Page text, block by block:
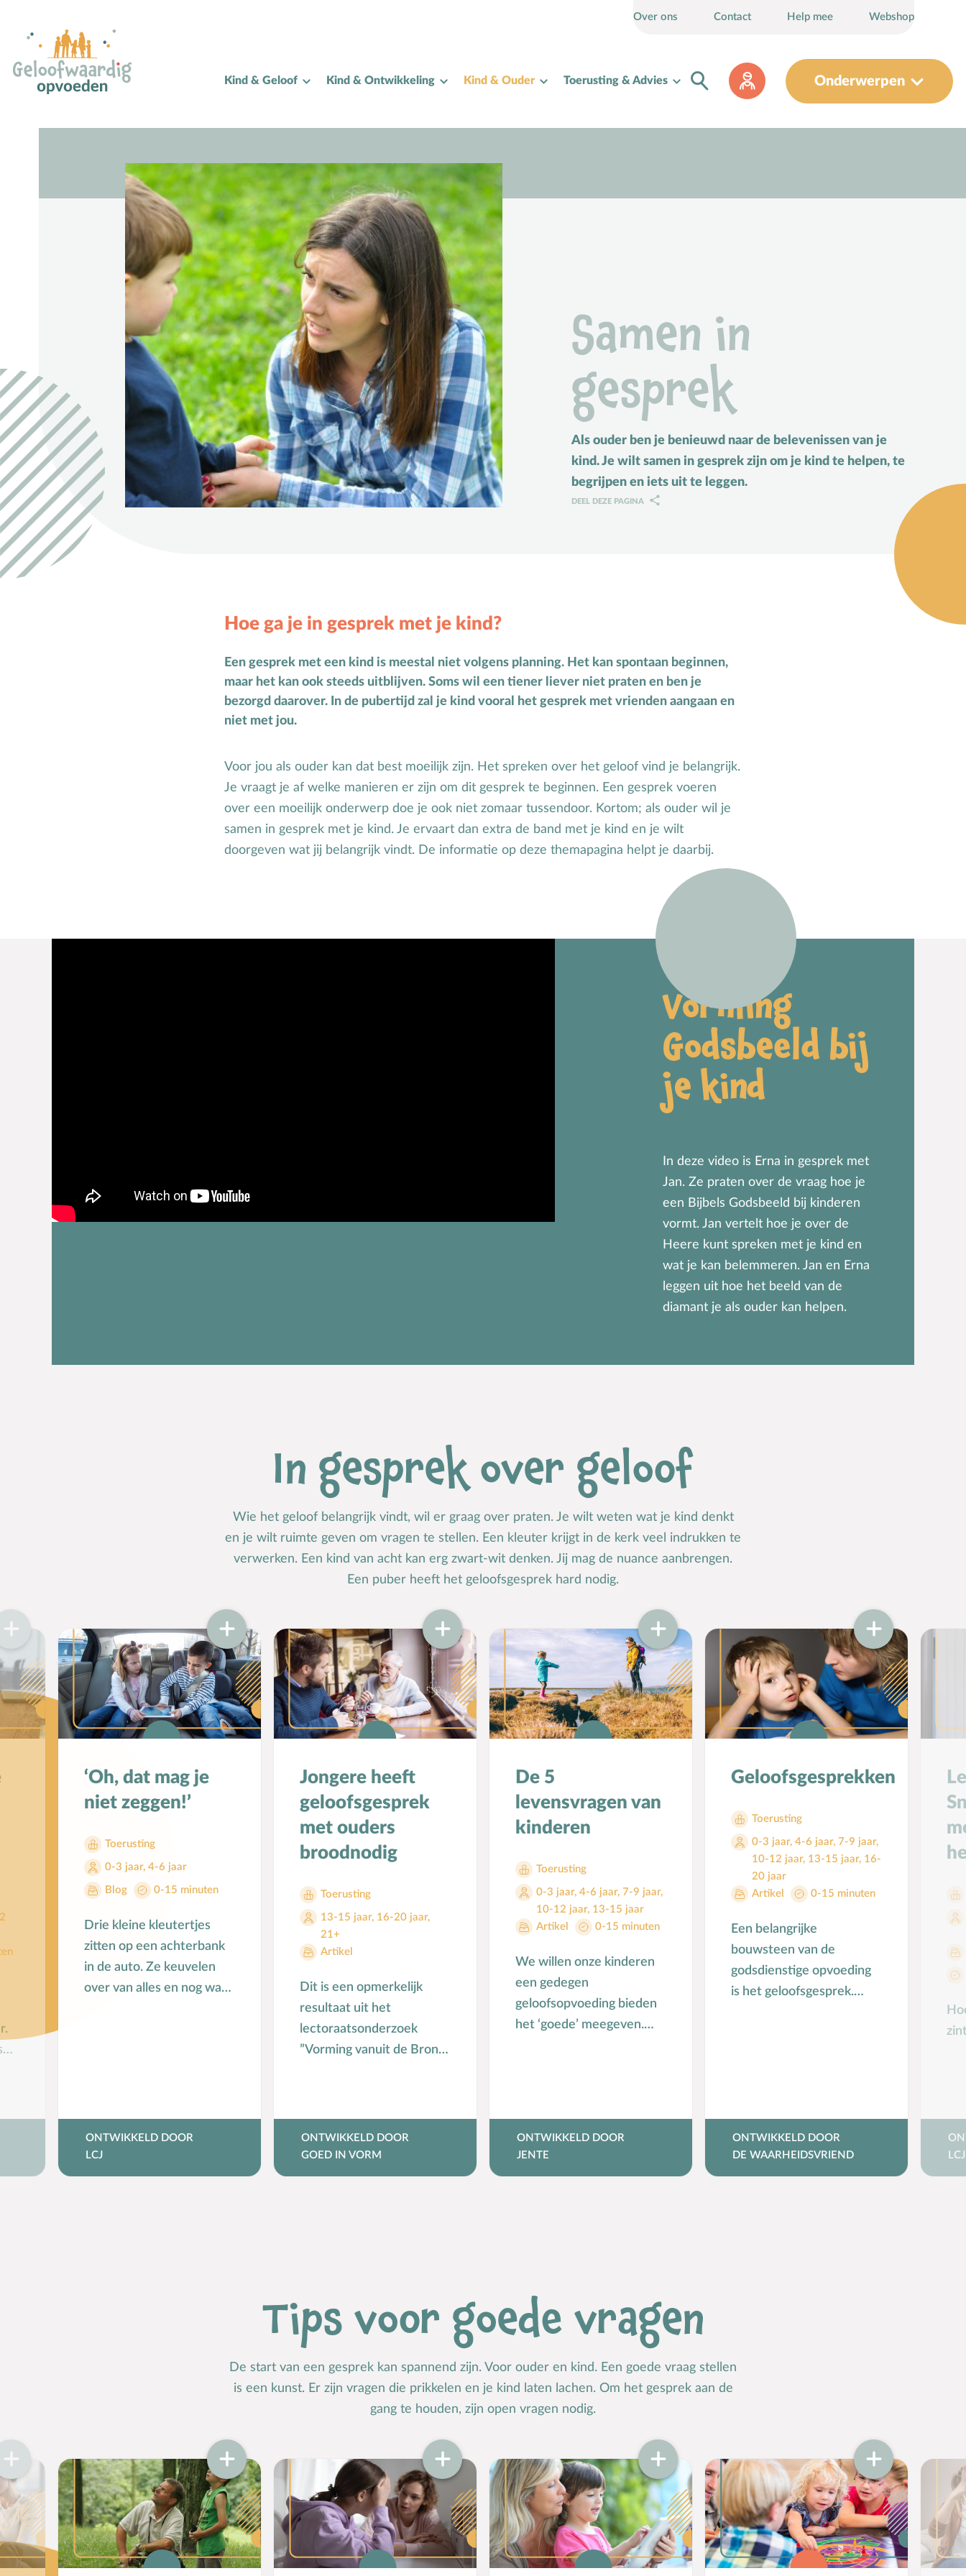
Over ons Contact Help mee Webshop
Kind & Geloof Kind & Ontwikkeling Kind & Ouder Toerusting & Advies Onderwerpen
Alle onderwerpen
Bijbelse kernbegrippen
Bijbelstudie
Bijbelteksten memoriseren
Bijbelverhalen
Christen zijn
Dankdag
Doopdag
Duurzaamheid
E
Echtscheiding
Emoties
Evangeliseren
F
Films en games
G
Gebedsvormen
Geloofsgesprek
Kerkgeschiedenis
Kerst
Kerstverhalen
Kindermishandeling/-misbruik
Kleuter
L
Lichamelijke ontwikkeling
Meerbegaafd/hoogbegaafd
Mensbeeld
Moeder-kindrelatie
Muziek
N
Natuur
O
Opvoedstijl
Oud & Nieuw
Ouderschap
Probleemgedrag
Puberteit
S
School
Seksuele opvoeding
Vakantie
Verhuizen
Verliefdheid
Verlies
Voorbeeldgebeden
Vriendschap
Zwangerschap
Samen in
gesprek
Als ouder ben je benieuwd naar de belevenissen van je
kind. Je wilt samen in gesprek zijn om je kind te helpen, te
begrijpen en iets uit te leggen.
DEEL DEZE PAGINA
Hoe ga je in gesprek met je kind?
Een gesprek met een kind is meestal niet volgens planning. Het kan spontaan beginnen,
maar het kan ook steeds uitblijven. Soms wil een tiener liever niet praten en ben je
bezorgd daarover. In de pubertijd zal je kind vooral het gesprek met vrienden aangaan en
niet met jou.
Voor jou als ouder kan dat best moeilijk zijn. Het spreken over het geloof vind je belangrijk.
Je vraagt je af welke manieren er zijn om dit gesprek te beginnen. Een gesprek voeren
over een moeilijk onderwerp doe je ook niet zomaar tussendoor. Kortom; als ouder wil je
samen in gesprek met je kind. Je ervaart dan extra de band met je kind en je wilt
doorgeven wat jij belangrijk vindt. De informatie op deze themapagina helpt je daarbij.
Vorming
Godsbeeld bij
je kind
In deze video is Erna in gesprek met
Jan. Ze praten over de vraag hoe je
een Bijbels Godsbeeld bij kinderen
vormt. Jan vertelt hoe je over de
Heere kunt spreken met je kind en
wat je kan belemmeren. Jan en Erna
leggen uit hoe het beeld van de
diamant je als ouder kan helpen.
In gesprek over geloof
Wie het geloof belangrijk vindt, wil er graag over praten. Je wilt weten wat je kind denkt
en je wilt ruimte geven om vragen te stellen. Een kleuter krijgt in de kerk veel indrukken te
verwerken. Een kind van acht kan erg zwart-wit denken. Jij mag de nuance aanbrengen.
Een puber heeft het geloofsgesprek hard nodig.
‘Oh, dat mag je
niet zeggen!’
Toerusting
0-3 jaar, 4-6 jaar
Blog 0-15 minuten
Drie kleine kleutertjes
zitten op een achterbank
in de auto. Ze keuvelen
over van alles en nog wat.
ONTWIKKELD DOOR
LCJ
Jongere heeft
geloofsgesprek
met ouders
broodnodig
Toerusting
13-15 jaar, 16-20 jaar,
21+
Artikel
Dit is een opmerkelijk
resultaat uit het
lectoraatsonderzoek
”Vorming vanuit de Bron”
ONTWIKKELD DOOR
GOED IN VORM
De 5
levensvragen van
kinderen
Toerusting
0-3 jaar, 4-6 jaar, 7-9 jaar,
10-12 jaar, 13-15 jaar
Artikel
0-15 minuten
We willen onze kinderen
een gedegen
geloofsopvoeding bieden
het ‘goede’ meegeven.
ONTWIKKELD DOOR
JENTE
Geloofsgesprekken
Toerusting
0-3 jaar, 4-6 jaar, 7-9 jaar,
10-12 jaar, 13-15 jaar, 16-
20 jaar
Artikel
0-15 minuten
Een belangrijke
bouwsteen van de
godsdienstige opvoeding
is het geloofsgesprek.
ONTWIKKELD DOOR
DE WAARHEIDSVRIEND
LCJ
Tips voor goede vragen
De start van een gesprek kan spannend zijn. Voor ouder en kind. Een goede vraag stellen
is een kunst. Er zijn vragen die prikkelen en je kind laten lachen. Om het gesprek aan de
gang te houden, zijn open vragen nodig.